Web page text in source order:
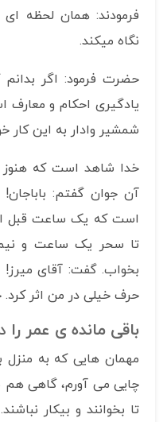
فرمودند: همان لحظه
نگاه می­کند.
حضرت فرمود: اگر بدانم
یادگیری احکام و معارف
شمشیر وادار به این کار
خدا شاهد است که هنوز
آن جوان گفتم: باباجان!
است که یک ساعت قبل از
تا سحر یک ساعت و
بخواب. گفت: آقای میرز!
حرف خیلی در من اثر
باقی مانده ی عمر را
مهمان هایی که به منزل
چایی می آورم، گاهی هم
تا بخوانند و بیکار